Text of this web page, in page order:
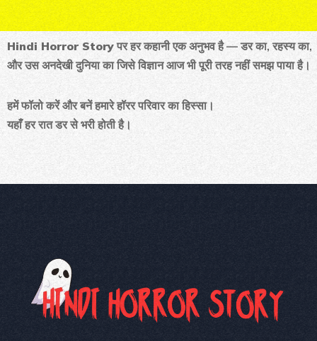
Hindi Horror Storyपर हर कहानी एक अनुभव है — डर का, रहस्य का,
और उस अनदेखी दुनिया का जिसे विज्ञान आज भी पूरी तरह नहीं समझ पाया है।
हमें फॉलो करें और बनें हमारे हॉरर परिवार का हिस्सा।
यहाँ हर रात डर से भरी होती है।